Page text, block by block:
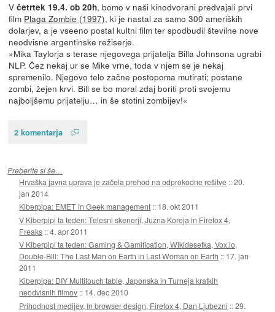
V četrtek 19.4. ob 20h, bomo v naši kinodvorani predvajali prvi
film Plaga Zombie (1997), ki je nastal za samo 300 ameriških
dolarjev, a je vseeno postal kultni film ter spodbudil številne nove
neodvisne argentinske režiserje.
»Mika Taylorja s terase njegovega prijatelja Billa Johnsona ugrabi
NLP. Čez nekaj ur se Mike vrne, toda v njem se je nekaj
spremenilo. Njegovo telo začne postopoma mutirati; postane
zombi, žejen krvi. Bill se bo moral zdaj boriti proti svojemu
najboljšemu prijatelju… in še stotini zombijev!«
2 komentarja
Preberite si še…
Hrvaška javna uprava je začela prehod na odprokodne rešitve ::20.
jan 2014
Kiberpipa: EMET in Geek management :: 18. okt 2011
V Kiberpipi ta teden: Telesni skenerji, Južna Koreja in Firefox 4,
Freaks ::4. apr 2011
V Kiberpipi ta teden: Gaming & Gamification, Wikidesetka, Vox.io,
Double-Bill: The Last Man on Earth in Last Woman on Earth :: 17. jan
2011
Kiberpipa: DIY Multitouch table, Japonska in Turneja kratkih
neodvisnih filmov :: 14. dec 2010
Prihodnost medijev, In browser design, Firefox 4, Dan Ljubezni ::29.